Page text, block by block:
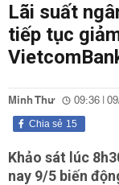
Lãi suất
tiếp tục
Minh Thư 09:36 |
15
Chia sẻ
Khảo sát lúc
nay 9/5 biến